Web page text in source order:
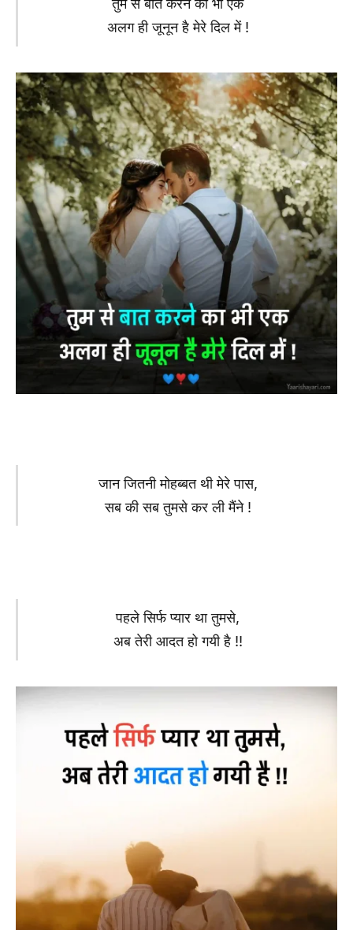
तुम से बात करने का भी एक
अलग ही जूनून है मेरे दिल में !
जान जितनी मोहब्बत थी मेरे पास,
सब की सब तुमसे कर ली मैंने !
पहले सिर्फ प्यार था तुमसे,
अब तेरी आदत हो गयी है !!